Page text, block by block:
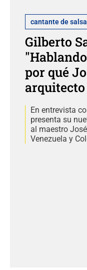
cantante de salsa
Gilberto
por qué
En entrevista
presenta su
al maestro
Venezuela y